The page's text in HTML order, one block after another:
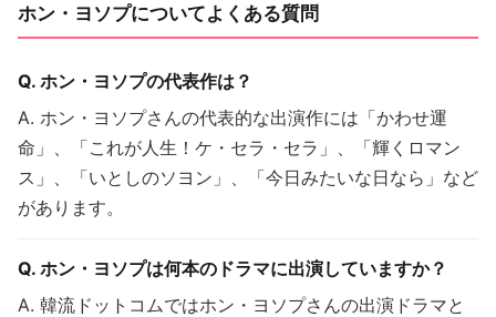
ホン・ヨソプについてよくある質問
Q. ホン・ヨソプの代表作は？
A. ホン・ヨソプさんの代表的な出演作には「かわせ運
命」、「これが人生！ケ・セラ・セラ」、「輝くロマン
ス」、「いとしのソヨン」、「今日みたいな日なら」など
があります。
Q. ホン・ヨソプは何本のドラマに出演していますか？
A. 韓流ドットコムではホン・ヨソプさんの出演ドラマと